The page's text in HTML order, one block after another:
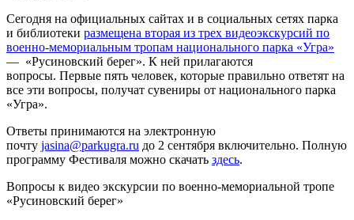
Сегодня на официальных сайтах и в социальных сетях парка
и библиотеки размещена вторая из трех видеоэкскурсий по
военно-мемориальным тропам национального парка «Угра»
— «Русиновский берег». К ней прилагаются
вопросы. Первые пять человек, которые правильно ответят на
все эти вопросы, получат сувениры от национального парка
«Угра».
Ответы принимаются на электронную
почту jasina@parkugra.ru до 2 сентября включительно. Полную
программу Фестиваля можно скачать здесь.
Вопросы к видео экскурсии по военно-мемориальной тропе
«Русиновский берег»